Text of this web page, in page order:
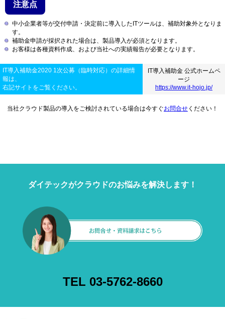
注意点
中小企業者等が交付申請・決定前に導入したITツールは、補助対象外となりま
す。
補助金申請が採択された場合は、製品導入が必須となります。
お客様は各種資料作成、および当社への実績報告が必要となります。
IT導入補助金2020 1次公募（臨時対応）の詳細情
報は、
右記サイトをご覧ください。
IT導入補助金 公式ホームペ
ージ
https://www.it-hojo.jp/
当社クラウド製品の導入をご検討されている場合は今すぐお問合せ ください！
ダイテックがクラウドのお悩みを解決します！
TEL 03-5762-8660